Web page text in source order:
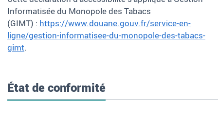
Informatisée du Monopole des Tabacs
(GIMT) : https://www.douane.gouv.fr/service-en-
ligne/gestion-informatisee-du-monopole-des-tabacs-
gimt.
État de conformité